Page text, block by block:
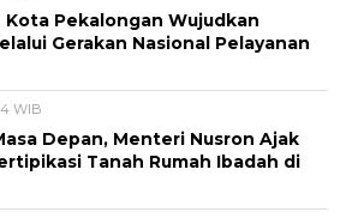
Pekalongan Wujudkan
Gerakan Nasional Pelayanan
WIB
Depan, Menteri Nusron Ajak
Tanah Rumah Ibadah di